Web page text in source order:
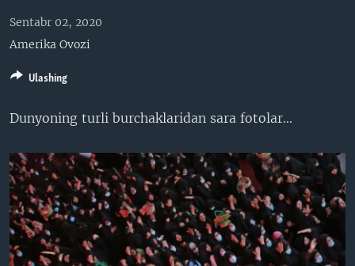
MULTIMEDIA
AMERIKA MANZARALARI
VASHINGTON CHOYXONASI
MOBIL-SALOM!
VIDEO
XABARLAR SURATLARDA
IJTIMOIY TARMOQLAR
YOUTUBE
INSTAGRAM
ODNOKLASSNIKI
TELEGRAM
EDITORIAL
Learning English
Sentabr 02, 2020
Amerika Ovozi
Dunyoning turli burchaklaridan sara fotolar...
Ulashing